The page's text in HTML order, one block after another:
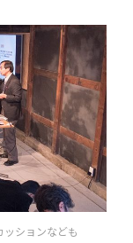
ションなども